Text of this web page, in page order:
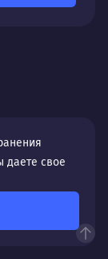
даете свое